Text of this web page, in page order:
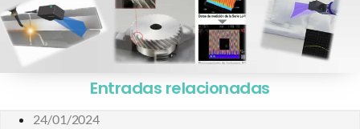
Entradas relacionadas
24/01/2024